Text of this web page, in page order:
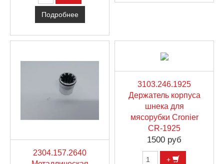
Подробнее
2304.157.2640
3103.246.1925
Держатель корпуса
шнека для
мясорубки Cronier
CR-1925
1500 руб
+